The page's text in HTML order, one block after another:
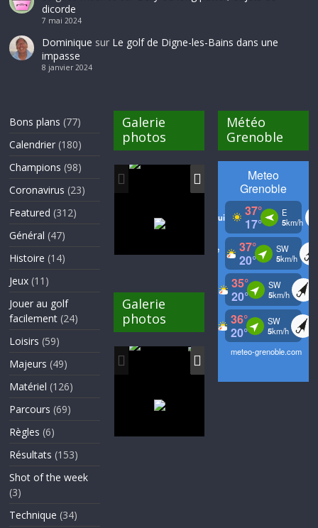
dicorde
7 mai 2024
Dominique sur Le golf de Digne-les-Bains dans une
impasse
8 janvier 2024
Bons plans (77)
Calendrier (180)
Champions (98)
Coronavirus (23)
Featured (312)
Général (47)
Histoire (14)
Jeux (11)
Jouer au golf
facilement (24)
Loisirs (59)
Majeurs (49)
Matériel (126)
Parcours (69)
Règles (6)
Résultats (153)
Shot of the week
(3)
Technique (34)
Galerie
photos
Galerie
photos
Météo
Grenoble